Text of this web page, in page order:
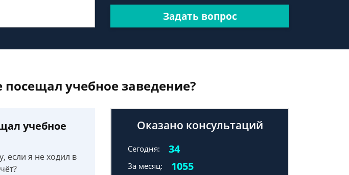
Задать вопрос
учебное заведение?
учебное
если я не ходил в
Оказано консультаций
Сегодня: 34
За месяц: 1055